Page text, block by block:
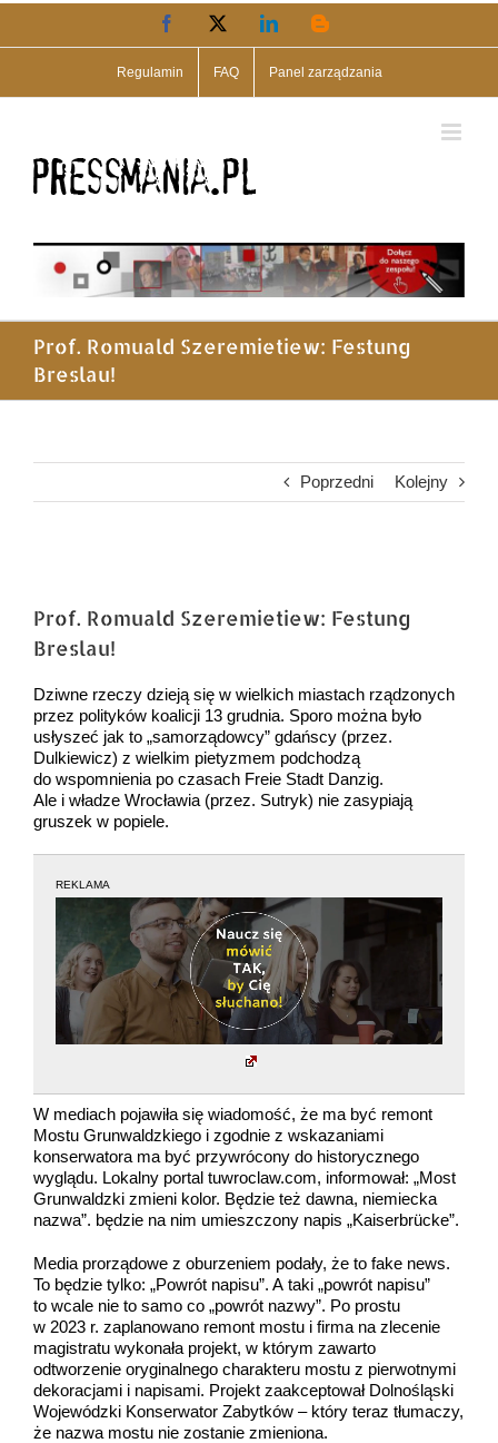
Facebook LinkedInBlogger
Regulamin FAQ Panel zarządzania
Prof. Romuald Szeremietiew: Festung
Breslau!
Poprzedni Kolejny
obrazek
Prof. Romuald Szeremietiew: Festung
Breslau!
Dziwne rzeczy dzieją się w wielkich miastach rządzonych
przez polityków koalicji 13 grudnia. Sporo można było
usłyszeć jak to „samorządowcy” gdańscy (przez.
Dulkiewicz) z wielkim pietyzmem podchodzą
do wspomnienia po czasach Freie Stadt Danzig.
Ale i władze Wrocławia (przez. Sutryk) nie zasypiają
gruszek w popiele.
REKLAMA
W mediach pojawiła się wiadomość, że ma być remont
Mostu Grunwaldzkiego i zgodnie z wskazaniami
konserwatora ma być przywrócony do historycznego
wyglądu. Lokalny portal tuwroclaw.com, informował: „Most
Grunwaldzki zmieni kolor. Będzie też dawna, niemiecka
nazwa”. będzie na nim umieszczony napis „Kaiserbrücke”.
Media prorządowe z oburzeniem podały, że to fake news.
To będzie tylko: „Powrót napisu”. A taki „powrót napisu”
to wcale nie to samo co „powrót nazwy”. Po prostu
w 2023 r. zaplanowano remont mostu i firma na zlecenie
magistratu wykonała projekt, w którym zawarto
odtworzenie oryginalnego charakteru mostu z pierwotnymi
dekoracjami i napisami. Projekt zaakceptował Dolnośląski
Wojewódzki Konserwator Zabytków – który teraz tłumaczy,
że nazwa mostu nie zostanie zmieniona.